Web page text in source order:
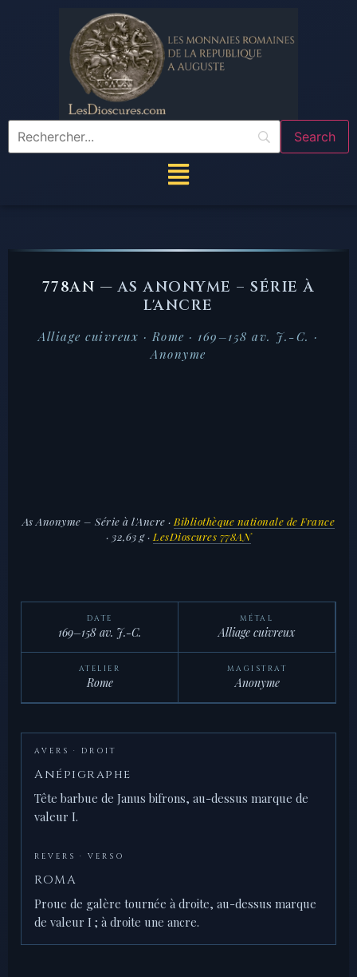
778AN —AS ANONYME – SÉRIE À
L'ANCRE
Alliage cuivreux · Rome · 169–158 av. J.-C. ·
Anonyme
As Anonyme – Série à l'Ancre · Bibliothèque nationale de France
· 32,63 g · LesDioscures 778AN
DATE
169–158 av. J.-C.
MÉTAL
Alliage cuivreux
ATELIER
Rome
MAGISTRAT
Anonyme
AVERS · DROIT
Anépigraphe
Tête barbue de Janus bifrons, au-dessus marque de
valeur I.
REVERS · VERSO
ROMA
Proue de galère tournée à droite, au-dessus marque
de valeur I ; à droite une ancre.